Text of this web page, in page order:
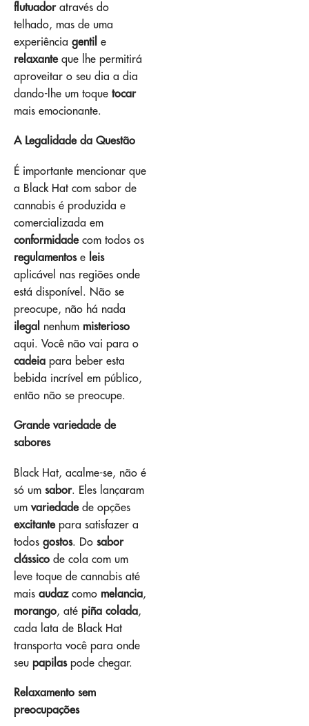
flutuadoratravés do
telhado, mas de uma
experiência gentil e
relaxanteque lhe permitirá
aproveitar o seu dia a dia
dando-lhe um toque tocar
mais emocionante.
A Legalidade da Questão
É importante mencionar que
a Black Hat com sabor de
cannabis é produzida e
comercializada em
conformidadecom todos os
regulamentose leis
aplicável nas regiões onde
está disponível. Não se
preocupe, não há nada
ilegal nenhum misterioso
aqui. Você não vai para o
cadeia para beber esta
bebida incrível em público,
então não se preocupe.
Grande variedade de
sabores
Black Hat, acalme-se, não é
só um sabor. Eles lançaram
umvariedadede opções
excitantepara satisfazer a
todos gostos. Do sabor
clássico de cola com um
leve toque de cannabis até
mais audazcomo melancia,
morango, até piña colada,
cada lata de Black Hat
transporta você para onde
seu papilaspode chegar.
Relaxamento sem
preocupações